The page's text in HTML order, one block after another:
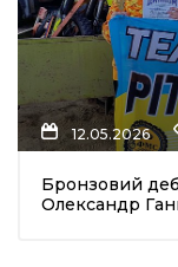
12.05.2026
Бронзовий
Олександр